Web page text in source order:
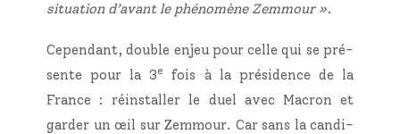
situa­tion d’avant le phé­no­mène Zem­mour ».
Cepen­dant, double enjeu pour celle qui se pré­
sente pour la 3e
fois à la pré­si­dence de la
France : réins­tal­ler le duel avec Macron et
gar­der un œil sur Zem­mour. Car sans la can­di­